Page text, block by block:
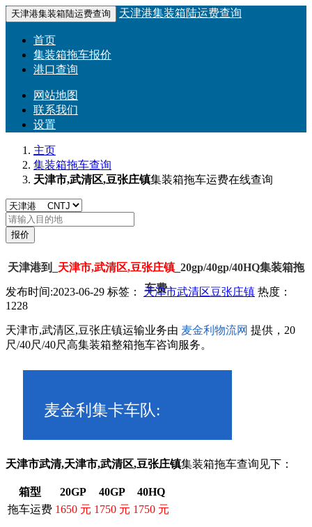
天津港集装箱陆运费查询 天津港集装箱陆运费查询
首页
集装箱拖车报价
港口查询
网站地图
联系我们
设置
主页
集装箱拖车查询
天津市,武清区,豆张庄镇集装箱拖车运费在线查询
天津港到_ 天津市,武清区,豆张庄镇 _20gp/40gp/40HQ集装箱拖
车费
发布时间:2023-06-29 标签： 天津市武清区豆张庄镇 热度：
1228
天津市,武清区,豆张庄镇运输业务由 麦金利物流网 提供，20
尺/40尺/40尺高集装箱整箱拖车咨询服务。
麦金利集卡车队:
185 1224 3268
天津市武清,天津市,武清区,豆张庄镇集装箱拖车查询见下：
箱型 20GP 40GP
40HQ
拖车运费 1650 元 1750 元 1750 元